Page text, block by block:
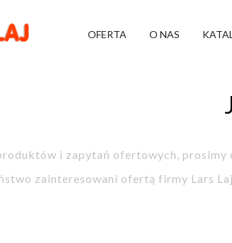
OFERTA O NAS
i zapytań ofertowych,
zainteresowani ofertą firmy Lars